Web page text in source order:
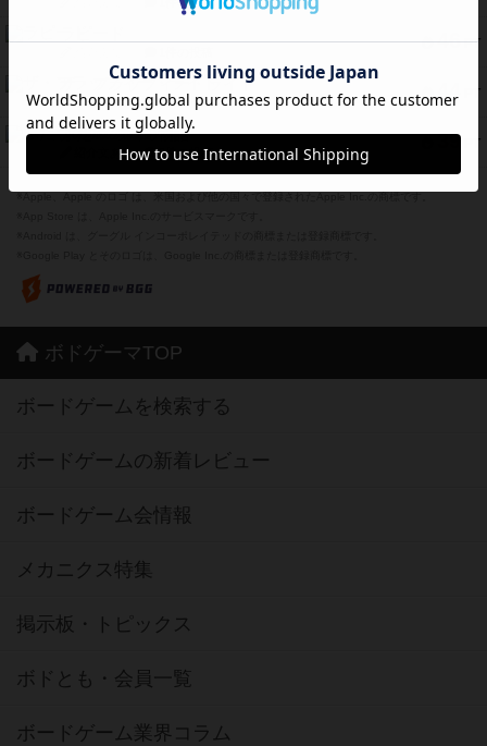
46 PT
PT
ザ・フラッフィー・ライト
紹介文なし 0件の投稿
39 PT
ふたつの城の物語
紹介文あり 6件の投稿
ボドゲーマTOP
ボードゲームを検索する
ボードゲームの新着レビュー
ボードゲーム会情報
メカニクス特集
掲示板・トピックス
ボドとも・会員一覧
ボードゲーム業界コラム